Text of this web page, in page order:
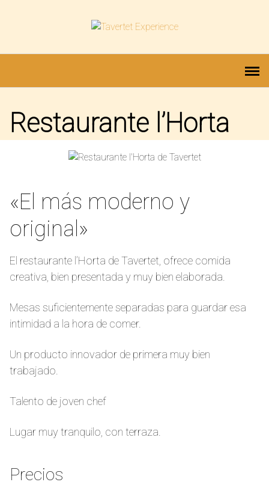
Restaurante l’Horta
«El más moderno y
original»
El restaurante l’Horta de Tavertet, ofrece comida
creativa, bien presentada y muy bien elaborada.
Mesas suficientemente separadas para guardar esa
intimidad a la hora de comer.
Un producto innovador de primera muy bien
trabajado.
Talento de joven chef
Lugar muy tranquilo, con terraza.
Precios